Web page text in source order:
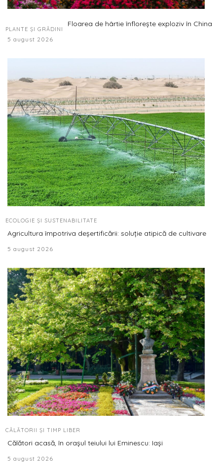
PLANTE ȘI GRĂDINI
Floarea de hârtie înflorește exploziv în China
5 august 2026
ECOLOGIE ȘI SUSTENABILITATE
Agricultura împotriva deșertificării: soluție atipică de cultivare
5 august 2026
CĂLĂTORII ȘI TIMP LIBER
Călători acasă, în orașul teiului lui Eminescu: Iași
5 august 2026